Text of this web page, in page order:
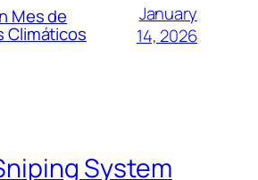
Mes de
Climáticos
January
14, 2026
System